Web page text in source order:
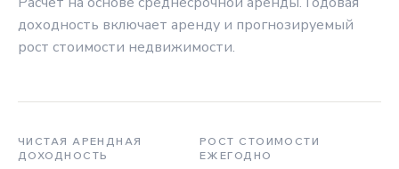
доходность включает аренду и прогнозируемый
рост стоимости недвижимости.
ЧИСТАЯ АРЕНДНАЯ
ДОХОДНОСТЬ
РОСТ СТОИМОСТИ
ЕЖЕГОДНО